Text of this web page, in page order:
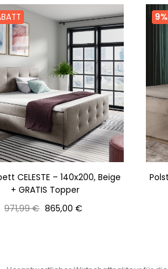
CELESTE – 140x200, Beige
+ GRATIS Topper
Normaler
971,99 € Preis
865,00 €
9%